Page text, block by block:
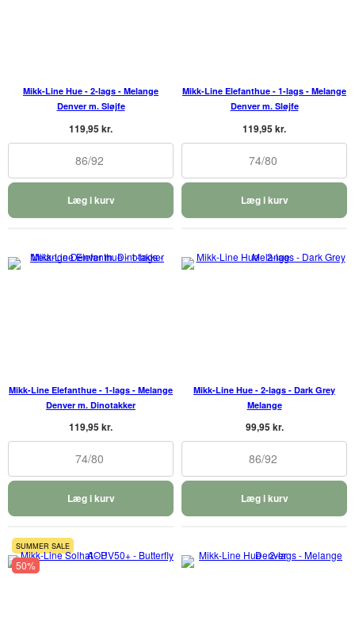
Mikk-Line Hue - 2-lags - Melange
Denver m. Sløjfe
119,95 kr.
86/92
Læg i kurv
Mikk-Line Elefanthue - 1-lags - Melange
Denver m. Sløjfe
119,95 kr.
74/80
Læg i kurv
Mikk-Line Elefanthue - 1-lags - Melange
Denver m. Dinotakker
119,95 kr.
74/80
Læg i kurv
Mikk-Line Hue - 2-lags - Dark Grey
Melange
99,95 kr.
86/92
Læg i kurv
SUMMER SALE
50%